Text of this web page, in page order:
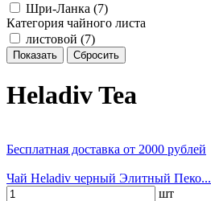
Шри-Ланка (7)
Категория чайного листа
листовой (7)
Heladiv Tea
Бесплатная доставка от 2000 рублей
Чай Heladiv черный Элитный Пеко...
шт